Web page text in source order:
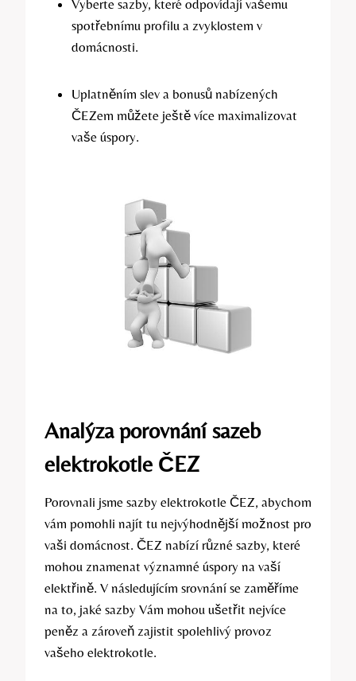
Vyberte sazby, ‍které odpovídají vašemu
spotřebnímu⁢ profilu ⁤a zvyklostem v
domácnosti.
Uplatněním ⁣slev a bonusů‍ nabízených
ČEZem můžete ještě více maximalizovat⁢
vaše úspory.
Analýza porovnání sazeb
elektrokotle ČEZ
Porovnali jsme sazby elektrokotle ⁣ČEZ, ‍abychom
vám​ pomohli najít ​tu nejvýhodnější možnost pro‍
vaši domácnost. ČEZ nabízí různé sazby, ⁢které
⁤mohou znamenat ⁢významné úspory na vaší
elektřině. V následujícím ‌srovnání⁤ se zaměříme
na to, jaké sazby Vám mohou‌ ušetřit nejvíce
peněz a zároveň zajistit spolehlivý provoz
vašeho elektrokotle.